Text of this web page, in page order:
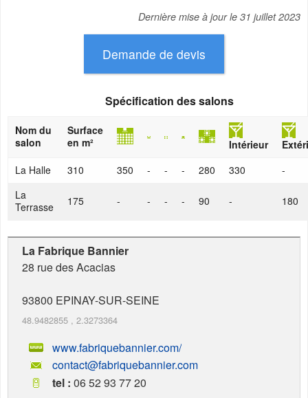
Dernière mise à jour le 31 juillet 2023
Spécification des salons
Nom du
salon
Surface
en m²
Intérieur
La Halle
310 350 - - - 280 330
-
La
Terrasse
175 - - - - 90 - 180
La Fabrique Bannier
28 rue des Acacias
93800 EPINAY-SUR-SEINE
48.9482855 , 2.3273364
www.fabriquebannier.com/
contact@fabriquebannier.com
tel : 06 52 93 77 20